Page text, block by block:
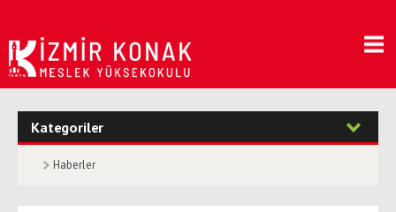
Kategoriler
Haberler